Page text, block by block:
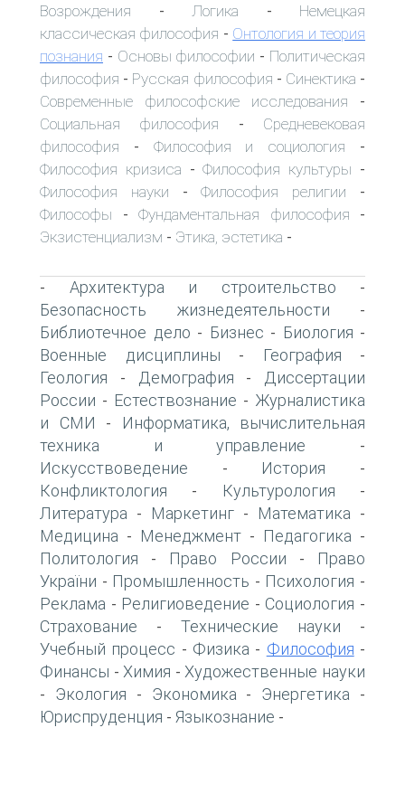
Возрождения - Логика - Немецкая
классическая философия - Онтология и теория
познания - Основы философии - Политическая
философия - Русская философия - Синектика -
Современные философские исследования -
Социальная философия - Средневековая
философия - Философия и социология -
Философия кризиса -Философия культуры -
Философия науки -Философия религии -
Философы - Фундаментальная философия -
Экзистенциализм - Этика, эстетика -
- Архитектура и строительство -
Безопасность жизнедеятельности -
Библиотечное дело - Бизнес - Биология -
Военные дисциплины - География -
Геология - Демография -
Диссертации
России - Естествознание - Журналистика
и СМИ -
Информатика, вычислительная
техника и управление -
Искусствоведение - История -
Конфликтология - Культурология -
Литература - Маркетинг - Математика -
Медицина - Менеджмент - Педагогика -
Политология - Право России -
Право
України - Промышленность - Психология -
Реклама - Религиоведение - Социология -
Страхование - Технические науки -
Учебный процесс - Физика - Философия -
Финансы - Химия - Художественные науки
- Экология - Экономика - Энергетика -
Юриспруденция - Языкознание -